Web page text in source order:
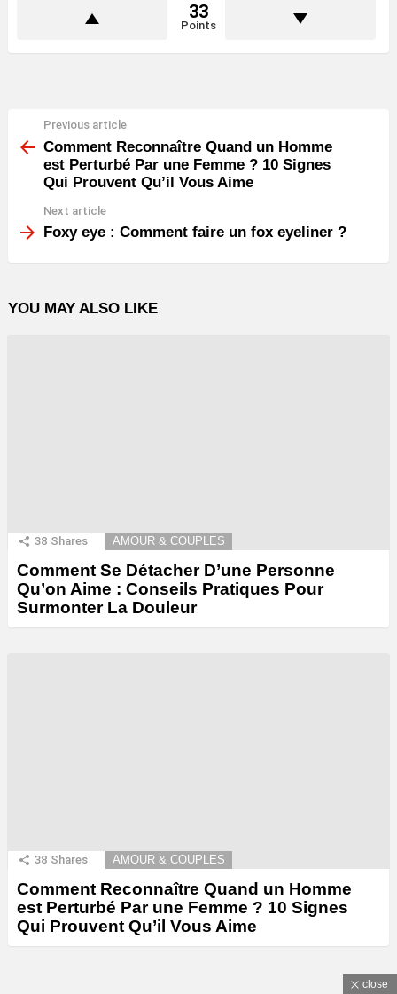
33
Points
more
Previous article
Comment Reconnaître Quand un Homme
est Perturbé Par une Femme ? 10 Signes
Qui Prouvent Qu’il Vous Aime
Next article
Foxy eye : Comment faire un fox eyeliner ?
YOU MAY ALSO LIKE
38 Shares AMOUR & COUPLES
Comment Se Détacher D’une Personne
Qu’on Aime : Conseils Pratiques Pour
Surmonter La Douleur
38 Shares AMOUR & COUPLES
Comment Reconnaître Quand un Homme
est Perturbé Par une Femme ? 10 Signes
Qui Prouvent Qu’il Vous Aime
close